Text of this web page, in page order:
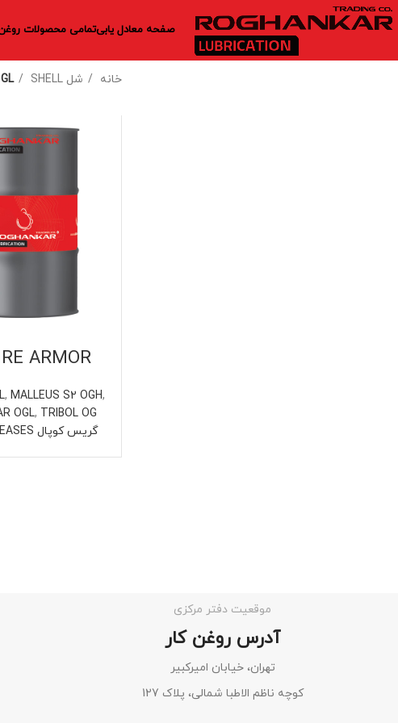
صفحه معادل یابیتمامی محصولات
خانه شل SHELL
ARMOR
, MALLEUS S2 OGH,
OGL, TRIBOL OG
گریس کوپال COPAL GREASES
موقعیت دفتر مرکزی
آدرس روغن کار
تهران، خیابان امیرکبیر
کوچه ناظم الاطبا شمالی، پلاک 127